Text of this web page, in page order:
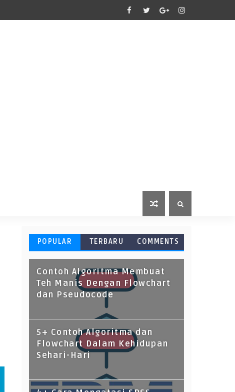
POPULAR TERBARU COMMENTS
Contoh Algoritma Membuat
Teh Manis Dengan Flowchart
dan Pseudocode
5+ Contoh Algoritma dan
Flowchart Dalam Kehidupan
Sehari-Hari